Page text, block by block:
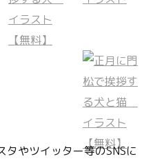
やツイッター等のSNSに